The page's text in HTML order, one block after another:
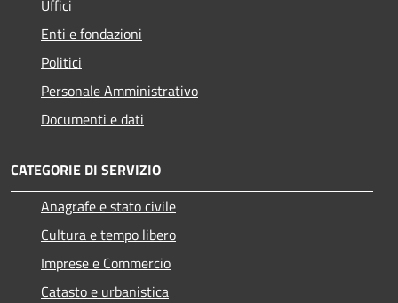
Uffici
Enti e fondazioni
Politici
Personale Amministrativo
Documenti e dati
CATEGORIE DI SERVIZIO
Anagrafe e stato civile
Cultura e tempo libero
Imprese e Commercio
Catasto e urbanistica